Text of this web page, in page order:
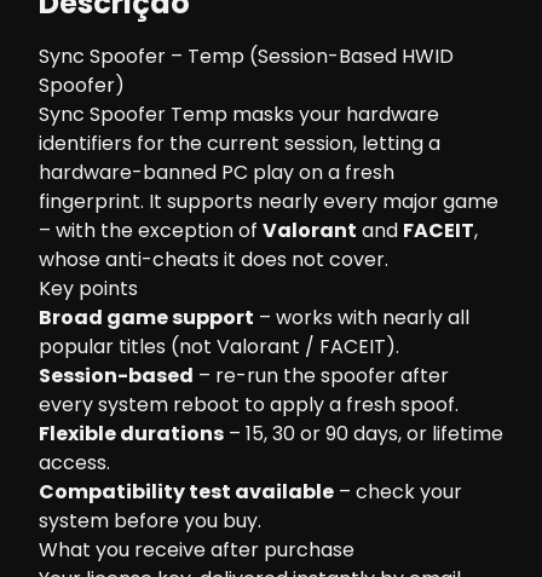
Sync Spoofer – Temp (Session-Based HWID
Spoofer)
Sync Spoofer Temp masks your hardware
identifiers for the current session, letting a
hardware-banned PC play on a fresh
fingerprint. It supports nearly every major game
– with the exception of Valorant and FACEIT,
whose anti-cheats it does not cover.
Key points
Broad game support – works with nearly all
popular titles (not Valorant / FACEIT).
Session-based – re-run the spoofer after
every system reboot to apply a fresh spoof.
Flexible durations – 15, 30 or 90 days, or lifetime
access.
Compatibility test available – check your
system before you buy.
What you receive after purchase